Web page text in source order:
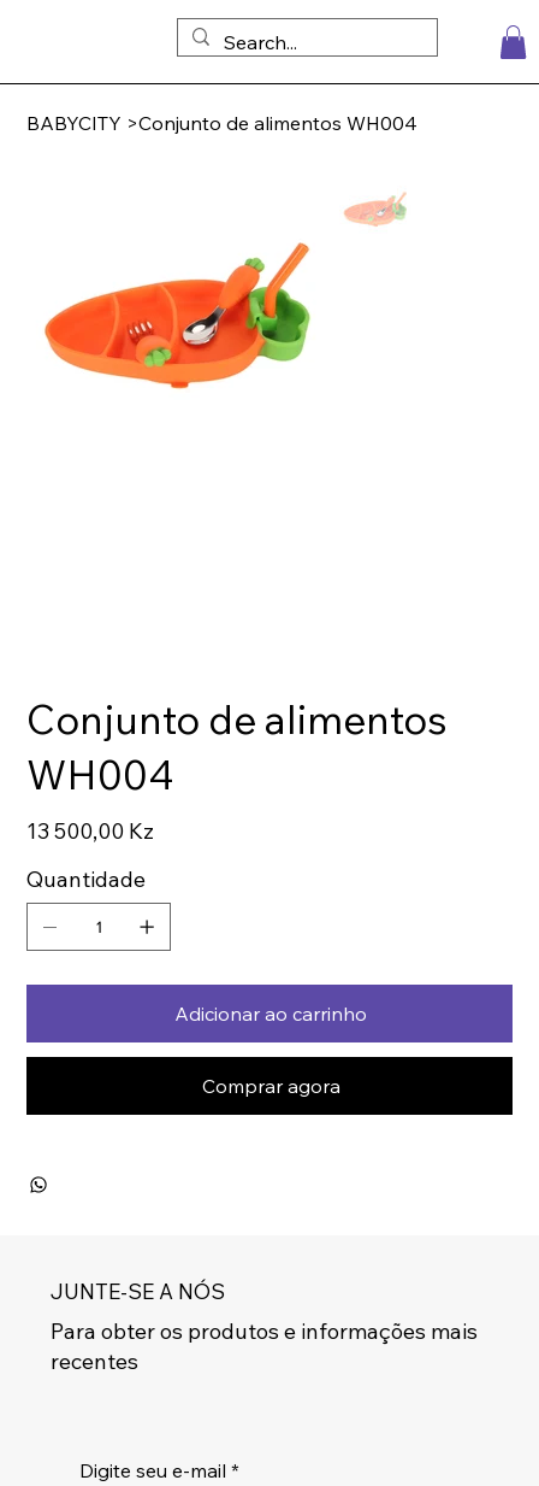
BABYCITY >Conjunto de alimentos WH004
Conjunto de alimentos
WH004
Preço
13 500,00 Kz
Quantidade
Adicionar ao carrinho
Comprar agora
JUNTE-SE A NÓS
Para obter os produtos e informações mais
recentes
Digite seu e-mail *